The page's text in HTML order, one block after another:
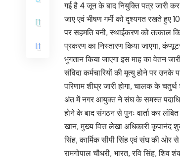
गई है 4 जून के बाद नियुक्ति पत्र जारी कर
जाए एवं भीषण गर्मी को दृश्यगत रखते हुए
पर सहमति बनी, स्थाईकरण को तत्काल
प्रकरण का निस्तारण किया जाएगा,
भुगतान किया जाएगा इस माह का वेतन
संविदा कर्मचारियों की मृत्यु होने पर उनके
परिणाम शीघ्र जारी होगा, चालक के चतुर्थ
अंत में नगर आयुक्त ने संघ के समस्त
होने के बाद संगठन से पुनः वार्ता कर
खान, मुख्य वित्त लेखा अधिकारी कृपानंद
सिंह, कार्मिक सीपी सिंह एवं संघ की ओर से
रामगोपाल चौधरी, भारत, रवि सिंह,